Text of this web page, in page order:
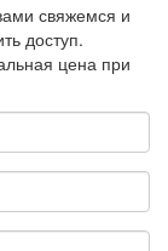
свяжемся и
доступ.
цена при